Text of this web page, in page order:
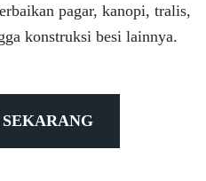
pagar, kanopi, tralis,
konstruksi besi lainnya.